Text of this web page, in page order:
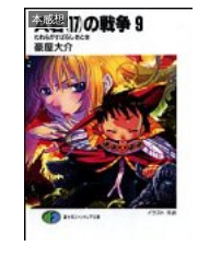
本感想